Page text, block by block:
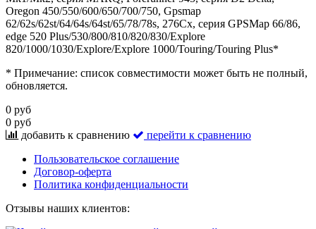
Oregon 450/550/600/650/700/750, Gpsmap
62/62s/62st/64/64s/64st/65/78/78s, 276Cx, серия GPSMap 66/86,
edge 520 Plus/530/800/810/820/830/Explore
820/1000/1030/Explore/Explore 1000/Touring/Touring Plus*
* Примечание: список совместимости может быть не полный,
обновляется.
0 руб
0 руб
добавить к сравнению
перейти к сравнению
Пользовательское соглашение
Договор-оферта
Политика конфиденциальности
Отзывы наших клиентов: